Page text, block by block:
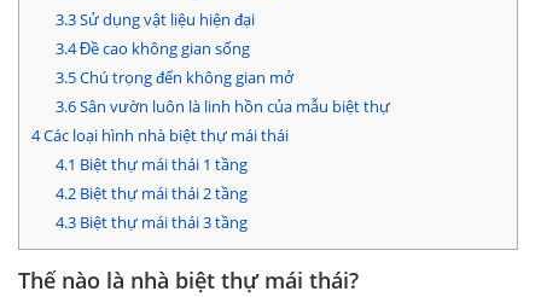
3.3Sử dụng vật liệu hiện đại
3.4Đề cao không gian sống
3.5Chú trọng đến không gian mở
3.6Sân vườn luôn là linh hồn của mẫu biệt thự
4Các loại hình nhà biệt thự mái thái
4.1 Biệt thự mái thái 1 tầng
4.2Biệt thự mái thái 2 tầng
4.3Biệt thự mái thái 3 tầng
Thế nào là nhà biệt thự mái thái?